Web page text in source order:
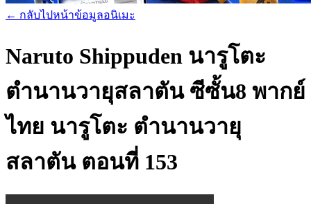
← กลับไปหน้าข้อมูลอนิเมะ
Naruto Shippuden นารูโตะ
ตำนานวายุสลาตัน ซีซั้น8 พากย์
ไทย นารูโตะ ตำนานวายุ
สลาตัน ตอนที่ 153